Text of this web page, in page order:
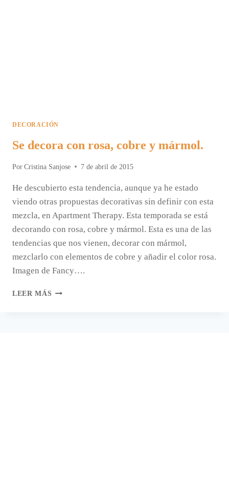
DECORACIÓN
Se decora con rosa, cobre y mármol.
Por Cristina Sanjose 7 de abril de 2015
He descubierto esta tendencia, aunque ya he estado
viendo otras propuestas decorativas sin definir con esta
mezcla, en Apartment Therapy. Esta temporada se está
decorando con rosa, cobre y mármol. Esta es una de las
tendencias que nos vienen, decorar con mármol,
mezclarlo con elementos de cobre y añadir el color rosa.
Imagen de Fancy….
LEER MÁS SE